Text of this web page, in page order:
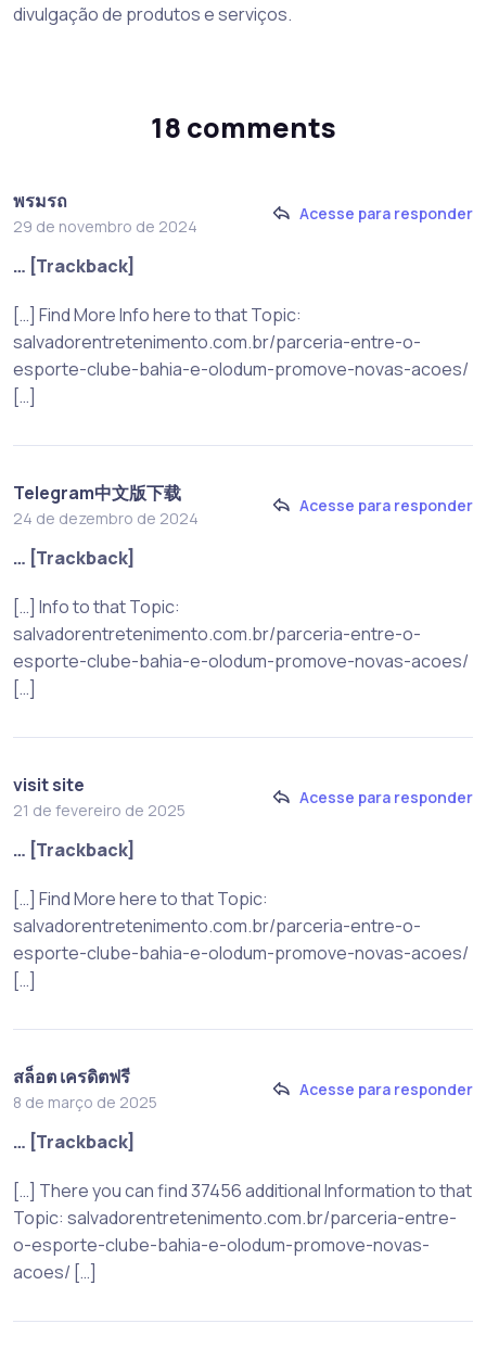
divulgação de produtos e serviços.
18 comments
พรมรถ
29 de novembro de 2024
Acesse para responder
… [Trackback]
[…] Find More Info here to that Topic:
salvadorentretenimento.com.br/parceria-entre-o-
esporte-clube-bahia-e-olodum-promove-novas-acoes/
[…]
Telegram中文版下载
24 de dezembro de 2024
Acesse para responder
… [Trackback]
[…] Info to that Topic:
salvadorentretenimento.com.br/parceria-entre-o-
esporte-clube-bahia-e-olodum-promove-novas-acoes/
[…]
visit site
21 de fevereiro de 2025
Acesse para responder
… [Trackback]
[…] Find More here to that Topic:
salvadorentretenimento.com.br/parceria-entre-o-
esporte-clube-bahia-e-olodum-promove-novas-acoes/
[…]
สล็อต เครดิตฟรี
8 de março de 2025
Acesse para responder
… [Trackback]
[…] There you can find 37456 additional Information to that
Topic: salvadorentretenimento.com.br/parceria-entre-
o-esporte-clube-bahia-e-olodum-promove-novas-
acoes/ […]